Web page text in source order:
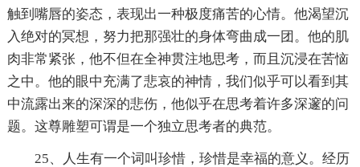
触到嘴唇的姿态，表现出一种极度痛苦的心情。他渴望沉
入绝对的冥想，努力把那强壮的身体弯曲成一团。他的肌
肉非常紧张，他不但在全神贯注地思考，而且沉浸在苦恼
之中。他的眼中充满了悲哀的神情，我们似乎可以看到其
中流露出来的深深的悲伤，他似乎在思考着许多深邃的问
题。这尊雕塑可谓是一个独立思考者的典范。
25、人生有一个词叫珍惜，珍惜是幸福的意义。经历